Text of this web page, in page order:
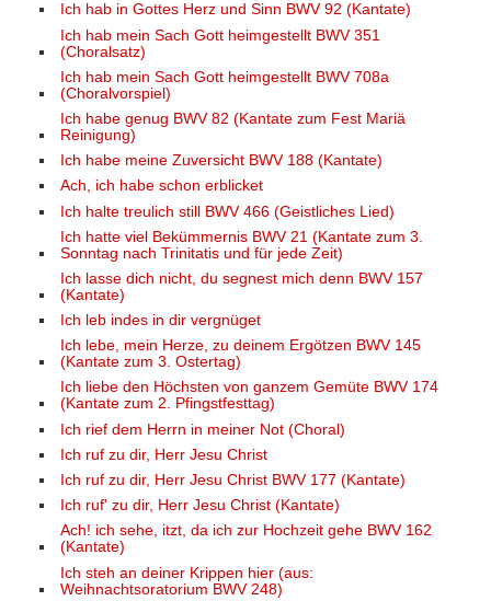
Ich hab in Gottes Herz und Sinn BWV 92 (Kantate)
Ich hab mein Sach Gott heimgestellt BWV 351
(Choralsatz)
Ich hab mein Sach Gott heimgestellt BWV 708a
(Choralvorspiel)
Ich habe genug BWV 82 (Kantate zum Fest Mariä
Reinigung)
Ich habe meine Zuversicht BWV 188 (Kantate)
Ach, ich habe schon erblicket
Ich halte treulich still BWV 466 (Geistliches Lied)
Ich hatte viel Bekümmernis BWV 21 (Kantate zum 3.
Sonntag nach Trinitatis und für jede Zeit)
Ich lasse dich nicht, du segnest mich denn BWV 157
(Kantate)
Ich leb indes in dir vergnüget
Ich lebe, mein Herze, zu deinem Ergötzen BWV 145
(Kantate zum 3. Ostertag)
Ich liebe den Höchsten von ganzem Gemüte BWV 174
(Kantate zum 2. Pfingstfesttag)
Ich rief dem Herrn in meiner Not (Choral)
Ich ruf zu dir, Herr Jesu Christ
Ich ruf zu dir, Herr Jesu Christ BWV 177 (Kantate)
Ich ruf' zu dir, Herr Jesu Christ (Kantate)
Ach! ich sehe, itzt, da ich zur Hochzeit gehe BWV 162
(Kantate)
Ich steh an deiner Krippen hier (aus:
Weihnachtsoratorium BWV 248)